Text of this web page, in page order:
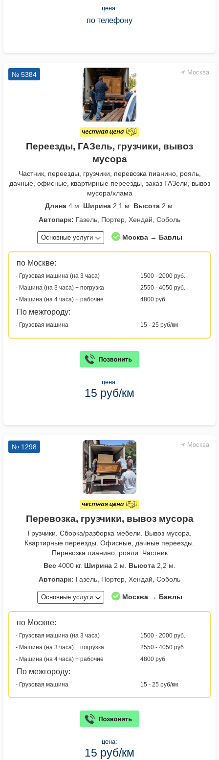
цена:
по телефону
Москва
№ 5384
Переезды, ГАЗель, грузчики, вывоз
мусора
Частник, переезды, грузчики, перевозка пианино, рояль,
дачные, офисные, квартирные переезды, заказ ГАЗели, вывоз
мусора/хлама
Длина4 м. Ширина2,1 м. Высота2 м.
Автопарк: Газель, Портер, Хендай, Соболь
Основные услуги Москва → Бавлы
по Москве:
- Грузовая машина (на 3 часа)
1500 - 2000 руб.
- Машина (на 3 часа) + погрузка
2550 - 4050 руб.
- Машина (на 4 часа) + рабочие
4800 руб.
По межгороду:
- Грузовая машина 15 - 25 руб/км
цена:
15 руб/км
Москва
№ 1298
Перевозка, грузчики, вывоз мусора
Грузчики. Сборка/разборка мебели. Вывоз мусора.
Квартирные переезды. Офисные, дачные переезды.
Перевозка пианино, рояли. Частник
Вес 4000 кг. Ширина 2 м. Высота 2,2 м.
Автопарк: Газель, Портер, Хендай, Соболь
Основные услуги Москва → Бавлы
по Москве:
- Грузовая машина (на 3 часа)
1500 - 2000 руб.
- Машина (на 3 часа) + погрузка
2550 - 4050 руб.
- Машина (на 4 часа) + рабочие
4800 руб.
По межгороду:
- Грузовая машина 15 - 25 руб/км
цена:
15 руб/км